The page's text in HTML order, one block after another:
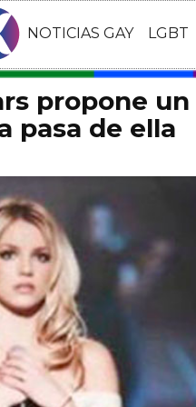
NOTICIAS GAY LGBT
propone
pasa de ella